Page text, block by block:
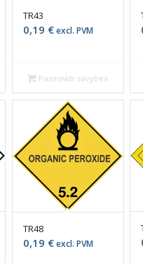
TR43
0,19 €excl. PVM
Pasirinkti savybes
TR48
0,19 €excl. PVM